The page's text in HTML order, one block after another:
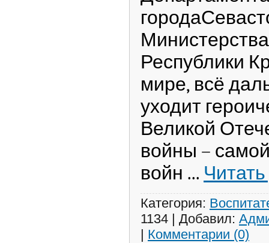
Республики
мире, всё
уходит
Великой
войны –
войн ...
Категория:
1134
Добавил:
Комментарии (0)